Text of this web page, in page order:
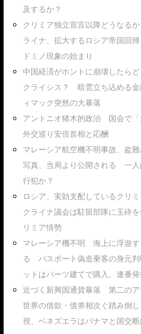
及するか？
クリミア独立宣言以降どうなる
ライナ、拡大するロシア帝国回
ドミノ現象の始まり
中国経済がホントに崩壊したら
クライシス？ 暗雲立ち込める
ィマック突然の大暴落
アントニオ猪木的政治 国会で
外交巡り安倍首相と応酬
マレーシア航空機不明事故、盗
写真、当局より公開される 一
行犯か？
ロシア、実効支配しているクリ
クライナ議会は駐留部隊に玉砕
リミア情勢
マレーシア機不明 海上に浮遊
る パスポート偽造乗客の身元
ットはバーツ建てで購入、連番
近づく新興国通貨暴落 第二の
世界の借款・債券相次ぐ踏み倒
視、ベネズエラはパナマと国交